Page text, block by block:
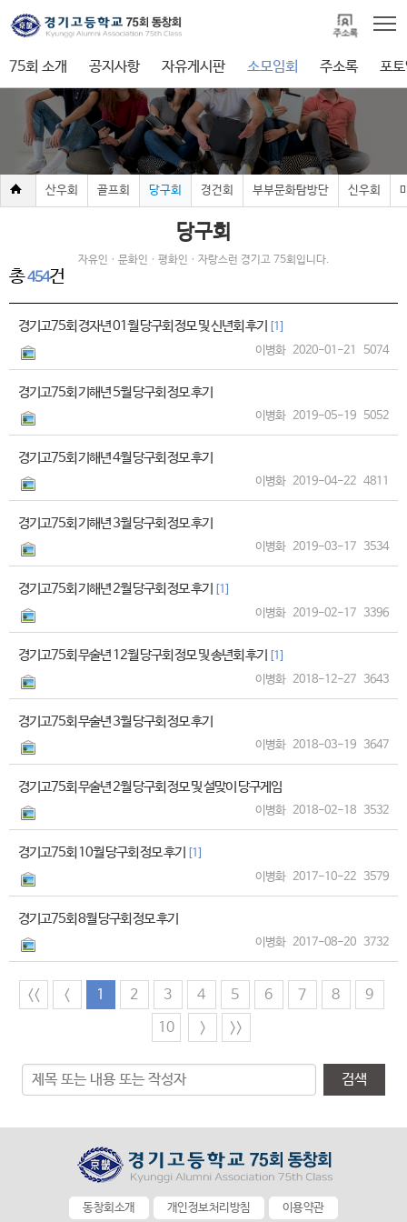
75회 소개 공지사항 자유게시판 소모임회 주소록 포
산우회 골프회 당구회 경건회 부부문화탐방단 신우회
당구회
자유인ㆍ문화인ㆍ평화인ㆍ자랑스런 경기고 75회입니다.
총454건
경기고75회 경자년 01월 당구회 정모 및 신년회 후기
[1]
이병화 2020-01-21 5074
경기고75회 기해년 5월 당구회 정모 후기
이병화 2019-05-19 5052
경기고75회 기해년 4월 당구회 정모 후기
이병화 2019-04-22 4811
경기고75회 기해년 3월 당구회 정모 후기
이병화 2019-03-17 3534
경기고75회 기해년 2월 당구회 정모 후기
[1]
이병화 2019-02-17 3396
경기고75회 무술년 12월 당구회 정모 및 송년회 후기
[1]
이병화 2018-12-27 3643
경기고75회 무술년 3월 당구회 정모 후기
이병화 2018-03-19 3647
경기고75회 무술년 2월 당구회 정모 및 설맞이 당구게임
이병화 2018-02-18 3532
경기고75회 10월 당구회 정모 후기
[1]
이병화 2017-10-22 3579
경기고75회 8월 당구회 정모 후기
이병화 2017-08-20 3732
<< < 1 2 3 4 5 6 7 8
9
10
> >>
검색
동창회소개 개인정보처리방침 이용약관